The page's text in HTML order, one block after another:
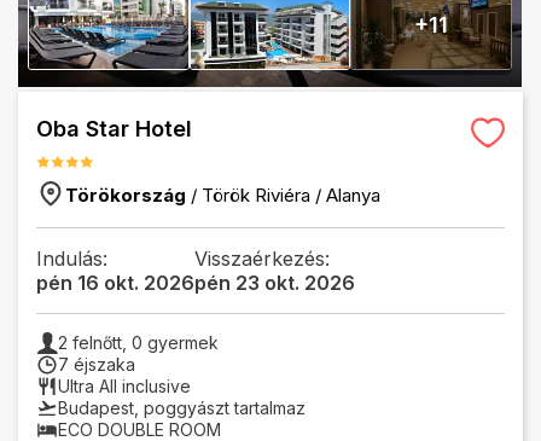
+11
Oba Star Hotel
Törökország / Török Riviéra / Alanya
Indulás:
pén 16 okt. 2026
Visszaérkezés:
pén 23 okt. 2026
2 felnőtt, 0 gyermek
7 éjszaka
Ultra All inclusive
Budapest poggyászt tartalmaz
ECO DOUBLE ROOM